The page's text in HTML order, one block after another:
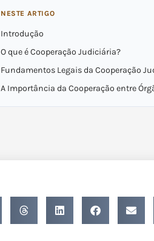
NESTE ARTIGO
Introdução
O que é Cooperação Judiciária?
Fundamentos Legais da Cooperação
A Importância da Cooperação entre